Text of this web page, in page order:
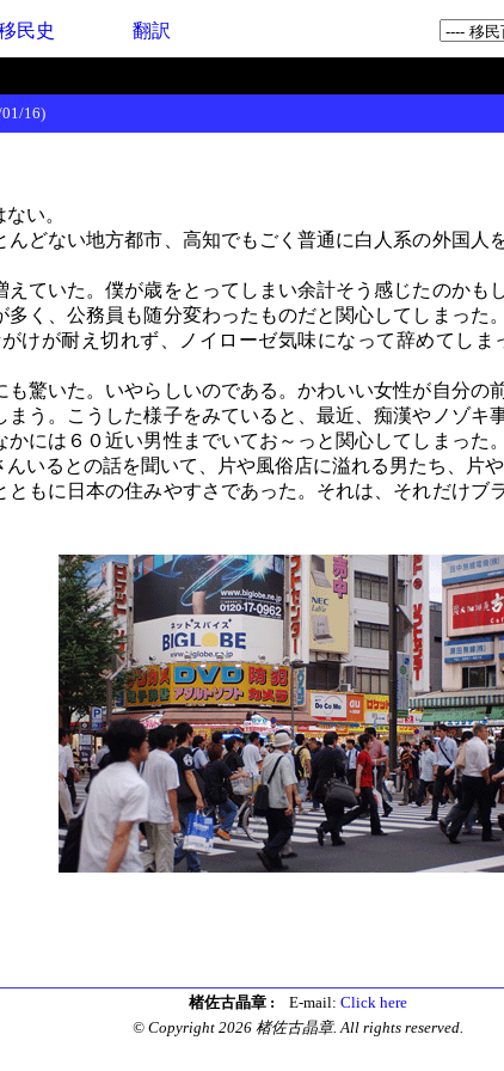
民史 翻訳
16)
い。
どない地方都市、高知でもごく普通に白人系の外国
ていた。僕が歳をとってしまい余計そう感じたのかも
く、公務員も随分変わったものだと関心してしまった
けが耐え切れず、ノイローゼ気味になって辞めてし
驚いた。いやらしいのである。かわいい女性が自分の
う。こうした様子をみていると、最近、痴漢やノゾ
には６０近い男性までいてお～っと関心してしまった
いるとの話を聞いて、片や風俗店に溢れる男たち、片
もに日本の住みやすさであった。それは、それだけブ
楮佐古晶章 : E-mail: Click here
© Copyright 2026 楮佐古晶章. All rights reserved.